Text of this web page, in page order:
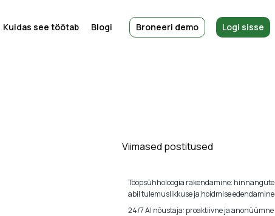
Kuidas see töötab Blogi Broneeri demo Logi sisse
Viimased postitused
Tööpsühholoogia rakendamine: hinnangute
abil tulemuslikkuse ja hoidmise edendamine
24/7 AI nõustaja: proaktiivne ja anonüümne